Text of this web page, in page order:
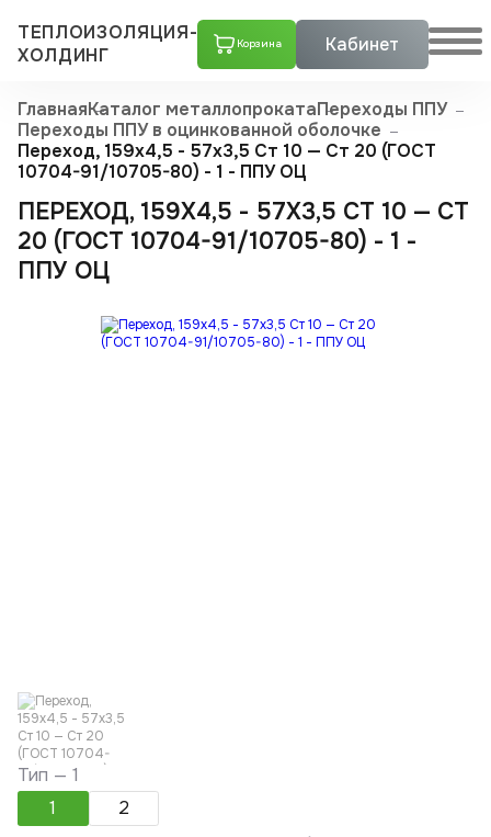
ТЕПЛОИЗОЛЯЦИЯ-
ХОЛДИНГ
Корзина Кабинет
ГлавнаяКаталог металлопрокатаПереходы ППУ
Переходы ППУ в оцинкованной оболочке
Переход, 159х4,5 - 57x3,5 Ст 10 — Ст 20 (ГОСТ
10704-91/10705-80) - 1 - ППУ ОЦ
ПЕРЕХОД, 159Х4,5 - 57X3,5 СТ 10 — СТ
20 (ГОСТ 10704-91/10705-80) - 1 -
ППУ ОЦ
Тип —1
1
2